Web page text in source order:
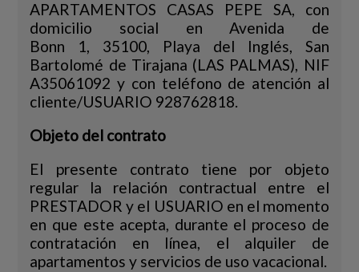
APARTAMENTOS CASAS PEPE SA, con
domicilio social en Avenida de
Bonn 1, 35100, Playa del Inglés, San
Bartolomé de Tirajana (LAS PALMAS), NIF
A35061092 y con teléfono de atención al
cliente/USUARIO 928762818.
Objeto del contrato
El presente contrato tiene por objeto
regular la relación contractual entre el
PRESTADOR y el USUARIO en el momento
en que este acepta, durante el proceso de
contratación en línea, el alquiler de
apartamentos y servicios de uso vacacional.